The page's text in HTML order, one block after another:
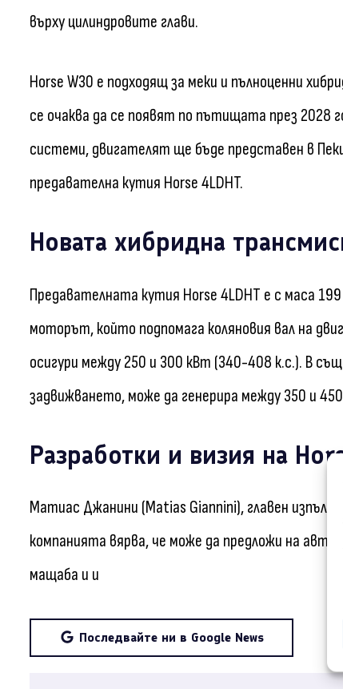
върху цилиндровите глави.
Horse W30 е подходящ за меки и пълноценни
се очаква да се появят по пътищата през 2028
системи, двигателят ще бъде представен в
предавателна кутия Horse 4LDHT.
Новата хибридна
Предавателната кутия Horse 4LDHT е с маса
моторът, който подпомага коляновия вал на
осигури между 250 и 300 кВт (340-408 к.с.). В
задвижването, може да генерира между 350 и
Разработки и визия на
Матиас Джанини (Matias Giannini), главен
компанията вярва, че може да предложи на
мащаба и и
Последвайте ни в Google News